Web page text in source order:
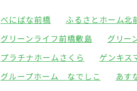
べにばな前橋 ふるさとホーム北
グリーンライフ前橋敷島
グリー
プラチナホームさくら
ゲンキ
グループホーム なでしこ
あす